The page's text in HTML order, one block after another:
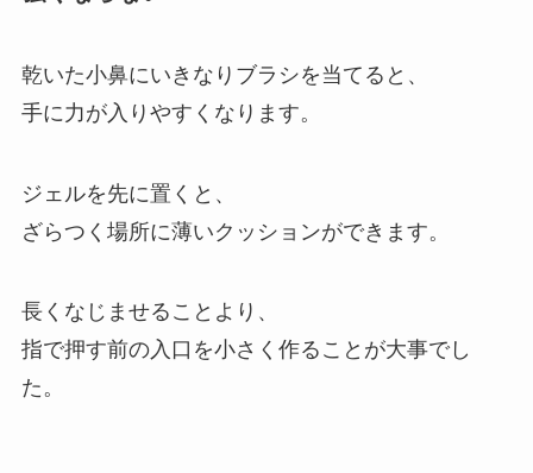
乾いた小鼻にいきなりブラシを当てると、
手に力が入りやすくなります。
ジェルを先に置くと、
ざらつく場所に薄いクッションができます。
長くなじませることより、
指で押す前の入口を小さく作ることが大事でし
た。